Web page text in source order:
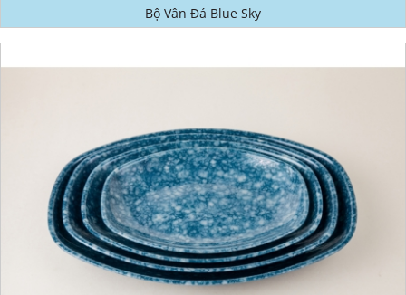
Bộ Vân Đá Blue Sky